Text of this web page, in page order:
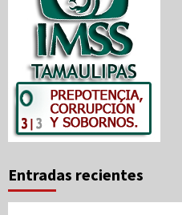
Entradas recientes